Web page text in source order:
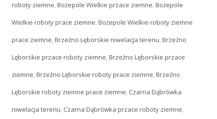
roboty ziemne,Bożepole Wielkie przace ziemne,Bożepole
Wielkie roboty prace ziemne,Bożepole Wielkie roboty ziemne
prace ziemne,Brzeźno Lęborskie niwelacja terenu,Brzeźno
Lęborskie przace roboty ziemne,Brzeźno Lęborskie przace
ziemne,Brzeźno Lęborskie roboty prace ziemne,Brzeźno
Lęborskie roboty ziemne prace ziemne, Czarna Dąbrówka
niwelacja terenu, Czarna Dąbrówka przace roboty ziemne,